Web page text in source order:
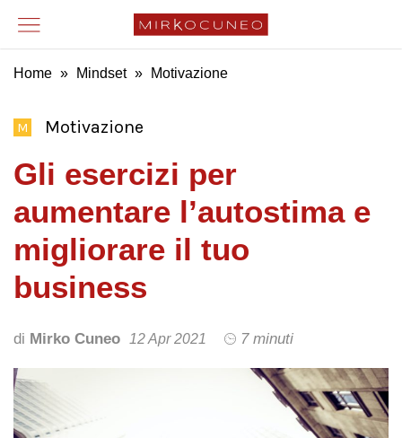
Home » Mindset » Motivazione
M Motivazione
Gli esercizi per
aumentare l’autostima e
migliorare il tuo
business
di Mirko Cuneo 12 Apr 2021 7 minuti